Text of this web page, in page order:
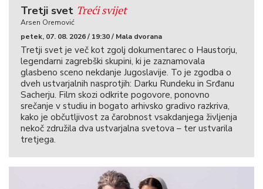
Tretji svet Treći svijet
Arsen Oremović
petek, 07. 08. 2026 / 19:30 / Mala dvorana
Tretji svet je več kot zgolj dokumentarec o Haustorju,
legendarni zagrebški skupini, ki je zaznamovala
glasbeno sceno nekdanje Jugoslavije. To je zgodba o
dveh ustvarjalnih nasprotjih: Darku Rundeku in Srđanu
Sacherju. Film skozi odkrite pogovore, ponovno
srečanje v studiu in bogato arhivsko gradivo razkriva,
kako je občutljivost za čarobnost vsakdanjega življenja
nekoč združila dva ustvarjalna svetova – ter ustvarila
tretjega.